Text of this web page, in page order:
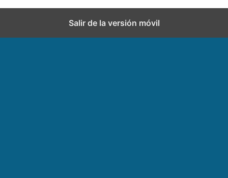
Salir de la versión móvil